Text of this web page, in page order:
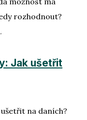
rozhodnout?
Jak ušetřit
na daních?